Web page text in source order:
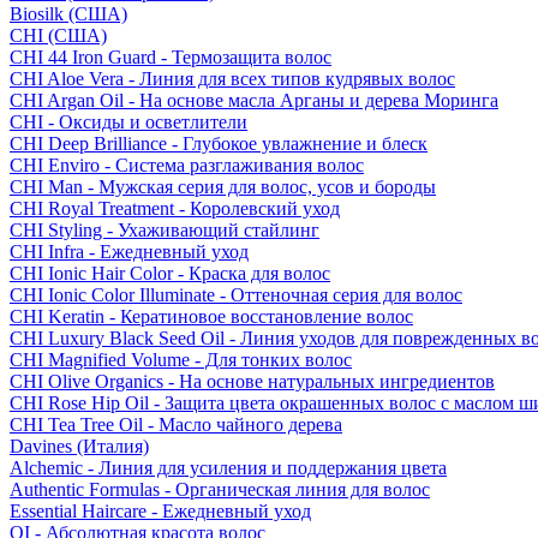
Biosilk (США)
CHI (США)
CHI 44 Iron Guard - Термозащита волос
CHI Aloe Vera - Линия для всех типов кудрявых волос
CHI Argan Oil - На основе масла Арганы и дерева Моринга
CHI - Оксиды и осветлители
CHI Deep Brilliance - Глубокое увлажнение и блеск
CHI Enviro - Система разглаживания волос
CHI Man - Мужская серия для волос, усов и бороды
CHI Royal Treatment - Королевский уход
CHI Styling - Ухаживающий стайлинг
CHI Infra - Ежедневный уход
CHI Ionic Hair Color - Краска для волос
CHI Ionic Color Illuminate - Оттеночная серия для волос
CHI Keratin - Кератиновое восстановление волос
CHI Luxury Black Seed Oil - Линия уходов для поврежденных
CHI Magnified Volume - Для тонких волос
CHI Olive Organics - На основе натуральных ингредиентов
CHI Rose Hip Oil - Защита цвета окрашенных волос с маслом
CHI Tea Tree Oil - Масло чайного дерева
Davines (Италия)
Alchemic - Линия для усиления и поддержания цвета
Authentic Formulas - Органическая линия для волос
Essential Haircare - Eжедневный уход
OI - Абсолютная красота волос